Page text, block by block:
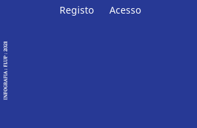
Registo Acesso